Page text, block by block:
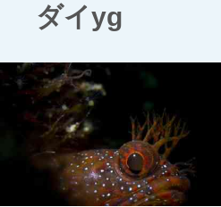
ダイyg